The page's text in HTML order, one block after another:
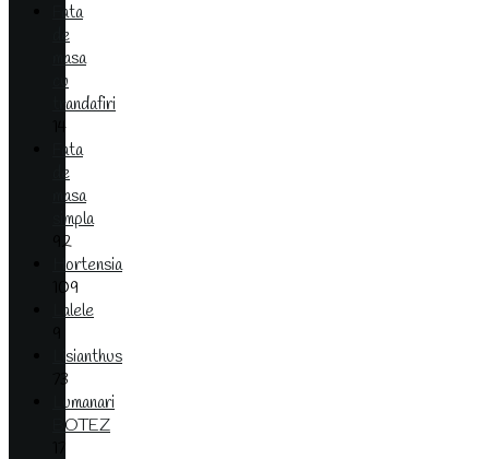
Fata
de
masa
cu
trandafiri
14
Fata
de
masa
simpla
92
Hortensia
109
Lalele
Lisianthus
73
Lumanari
BOTEZ